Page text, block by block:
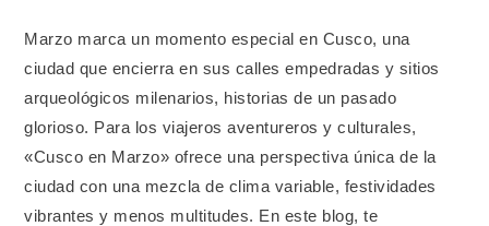
Marzo marca un momento especial en Cusco, una
ciudad que encierra en sus calles empedradas y sitios
arqueológicos milenarios, historias de un pasado
glorioso. Para los viajeros aventureros y culturales,
«Cusco en Marzo» ofrece una perspectiva única de la
ciudad con una mezcla de clima variable, festividades
vibrantes y menos multitudes. En este blog, te